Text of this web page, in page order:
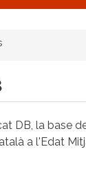
DB, la base
a l'Edat